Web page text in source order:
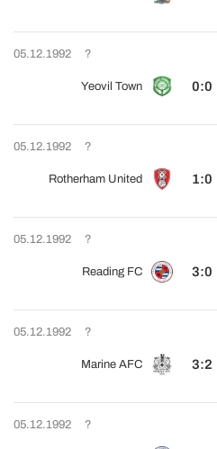
05.12.1992 ?
Yeovil Town 0:0
05.12.1992 ?
Rotherham United 1:0
05.12.1992 ?
Reading FC 3:0
05.12.1992 ?
Marine AFC 3:2
05.12.1992 ?